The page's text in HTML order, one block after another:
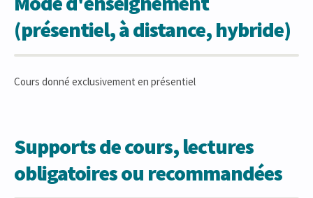
(présentiel, à distance, hybride)
Cours donné exclusivement en présentiel
Supports de cours, lectures
obligatoires ou recommandées